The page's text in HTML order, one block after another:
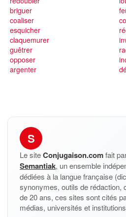
briguer
coaliser
esquicher
claquemurer
guêtrer
opposer
argenter
S
Le siteConjugaison.comfait
Semantiak, un ensemble
dédiées à la langue française
synonymes, outils de rédaction,
de 20 ans, ces sites sont cités
médias, universités et